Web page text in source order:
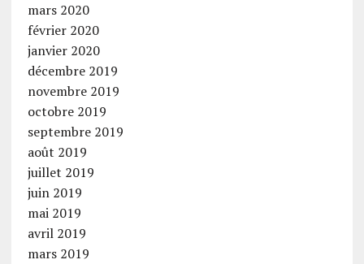
mars 2020
février 2020
janvier 2020
décembre 2019
novembre 2019
octobre 2019
septembre 2019
août 2019
juillet 2019
juin 2019
mai 2019
avril 2019
mars 2019